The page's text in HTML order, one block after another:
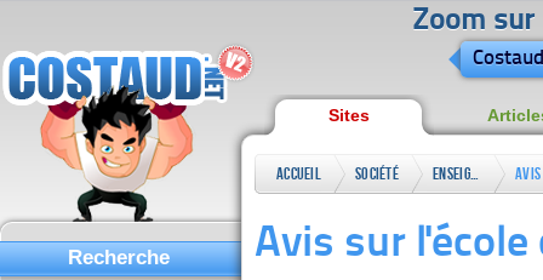
Zoom sur
Sites
Accueil Société
Enseignement
Formations
Avis sur
Recherche